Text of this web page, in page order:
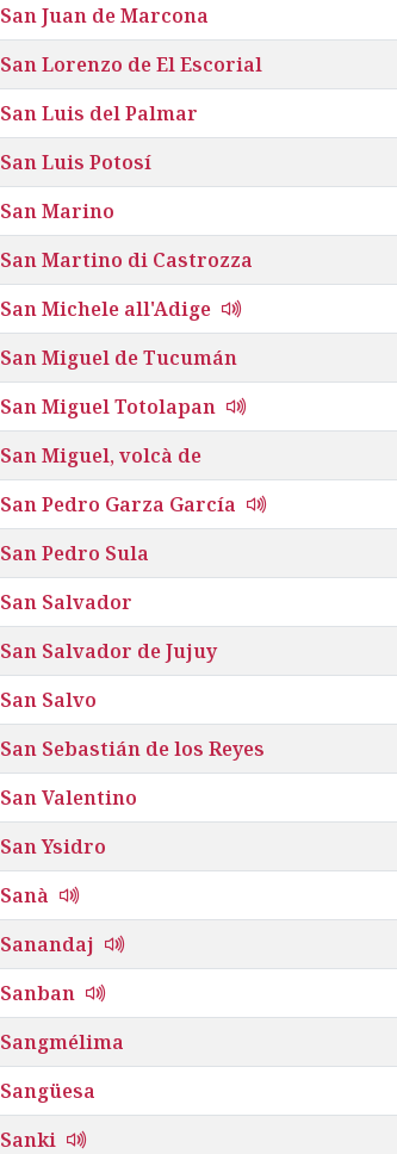
San Juan de Marcona
San Lorenzo de El Escorial
San Luis del Palmar
San Luis Potosí
San Marino
San Martino di Castrozza
San Michele all'Adige
San Miguel de Tucumán
San Miguel Totolapan
San Miguel, volcà de
San Pedro Garza García
San Pedro Sula
San Salvador
San Salvador de Jujuy
San Salvo
San Sebastián de los Reyes
San Valentino
San Ysidro
Sanà
Sanandaj
Sanban
Sangmélima
Sangüesa
Sanki